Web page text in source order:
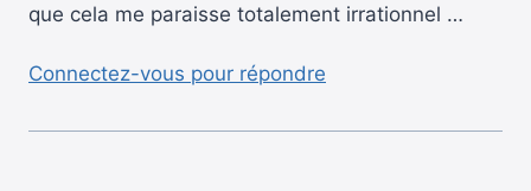
que cela me paraisse totalement irrationnel …
Connectez-vous pour répondre